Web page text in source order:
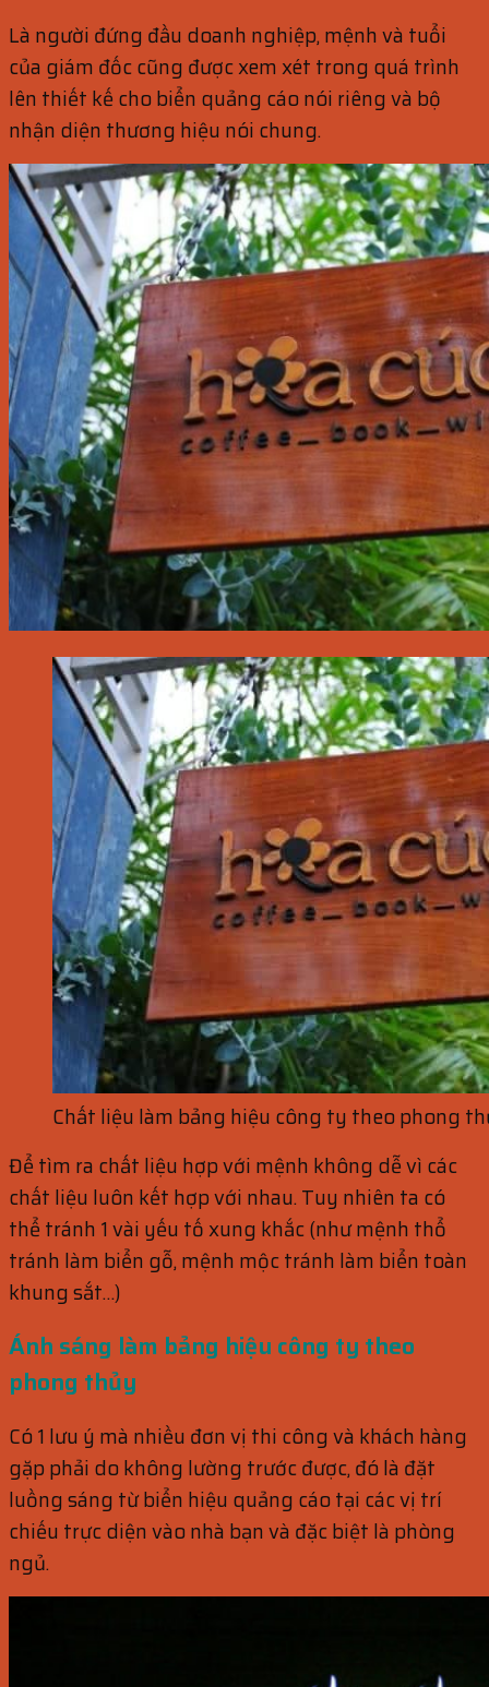
Là người đứng đầu doanh nghiệp, mệnh và tuổi
của giám đốc cũng được xem xét trong quá trình
lên thiết kế cho biển quảng cáo nói riêng và bộ
nhận diện thương hiệu nói chung.
Chất liệu làm bảng hiệu công ty theo phong
Để tìm ra chất liệu hợp với mệnh không dễ vì các
chất liệu luôn kết hợp với nhau. Tuy nhiên ta có
thể tránh 1 vài yếu tố xung khắc (như mệnh thổ
tránh làm biển gỗ, mệnh mộc tránh làm biển toàn
khung sắt…)
Ánh sáng làm bảng hiệu công ty theo
phong thủy
Có 1 lưu ý mà nhiều đơn vị thi công và khách hàng
gặp phải do không lường trước được, đó là đặt
luồng sáng từ biển hiệu quảng cáo tại các vị trí
chiếu trực diện vào nhà bạn và đặc biệt là phòng
ngủ.